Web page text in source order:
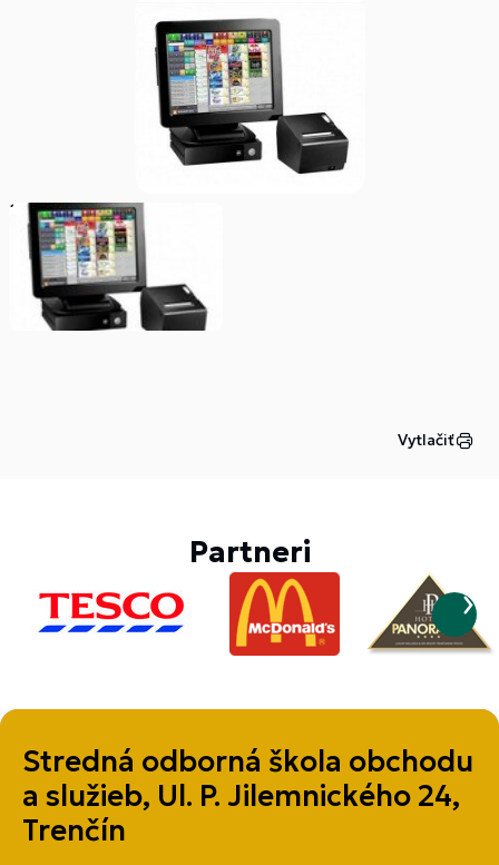
Vytlačiť
Partneri
Stredná odborná škola obchodu
a služieb, Ul. P. Jilemnického 24,
Trenčín